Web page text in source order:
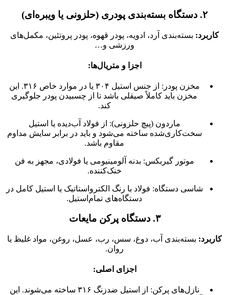
۲. دستگاه بسته‌بندی پودری (حلزونی یا ویبره‌ای)
کاربرد: بسته‌بندی آرد، ادویه، پودر قهوه، پودر پروتئین، مکمل‌های
ورزشی و…
اجزا و متریال‌ها:
مخزن پودر: از جنس استیل ۳۰۴ یا در موارد خاص ۳۱۶. این
مخزن باید کاملاً صیقلی باشد تا از چسبیدن پودر جلوگیری
کند.
ماردون (پیچ حلزونی): از فولاد آب‌دیده یا استیل
سخت‌کاری‌شده ساخته می‌شود و باید در برابر سایش مداوم
مقاوم باشد.
موتور گیربکس: بدنه آلومینیومی یا فولادی، مجهز به فن
خنک‌کننده.
شاسی دستگاه: فولاد با رنگ الکترواستاتیک یا استیل کامل در
دستگاه‌های تمام‌استیل.
۳. دستگاه پرکن مایعات
کاربرد: بسته‌بندی آب، دوغ، سس، رب، عسل، روغن، مواد غلیظ یا
روان.
اجزای اصلی:
نازل‌های پرکن: از استیل ضدزنگ ۳۱۶ ساخته می‌شوند. این